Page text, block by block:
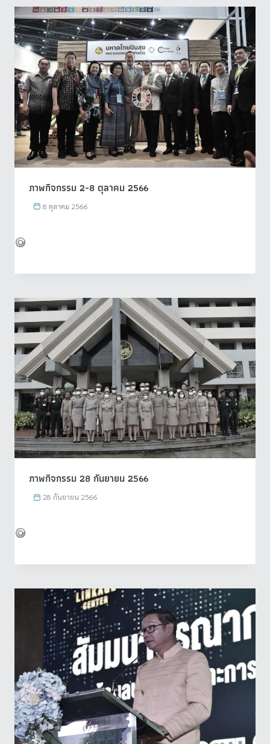
ภาพกิจกรรม 2-8 ตุลาคม 2566
8 ตุลาคม 2566
ภาพกิจกรรม 28 กันยายน 2566
28 กันยายน 2566